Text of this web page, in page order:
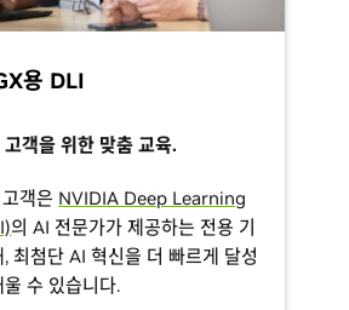
용 DLI
객을 위한 맞춤 교육.
객은 NVIDIA Deep Learning
의 AI 전문가가 제공하는 전용 기
최첨단 AI 혁신을 더 빠르게 달성
수 있습니다.